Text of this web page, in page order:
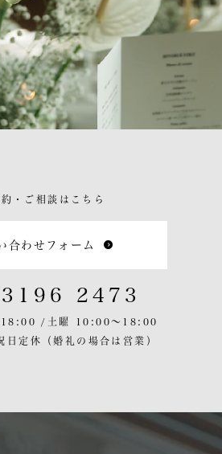
約・ご相談はこちら
合わせフォーム
2473
18:00 / 土曜 10:00〜18:00
日定休
（婚礼の場合は営業）